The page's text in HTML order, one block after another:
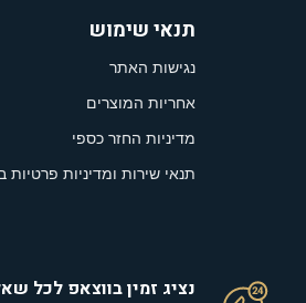
תנאי שימוש
נגישות האתר
אחריות המוצרים
מדיניות החזר כספי
תנאי שירות ומדיניות פרטיות
נציג זמין בווצאפ לכל